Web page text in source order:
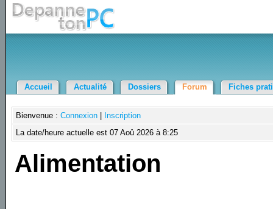
Accueil Actualité Dossiers Forum Fiches
Bienvenue :Connexion
Inscription
La date/heure actuelle est 07 Aoû 2026 à 8:25
Alimentation